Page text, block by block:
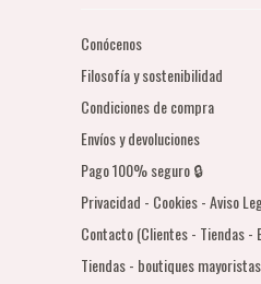
Conócenos
Filosofía y sostenibilidad
Condiciones de compra
Envíos y devoluciones
Pago 100% seguro 🔒
Privacidad - Cookies - Aviso
Contacto (Clientes - Tiendas -
Tiendas - boutiques